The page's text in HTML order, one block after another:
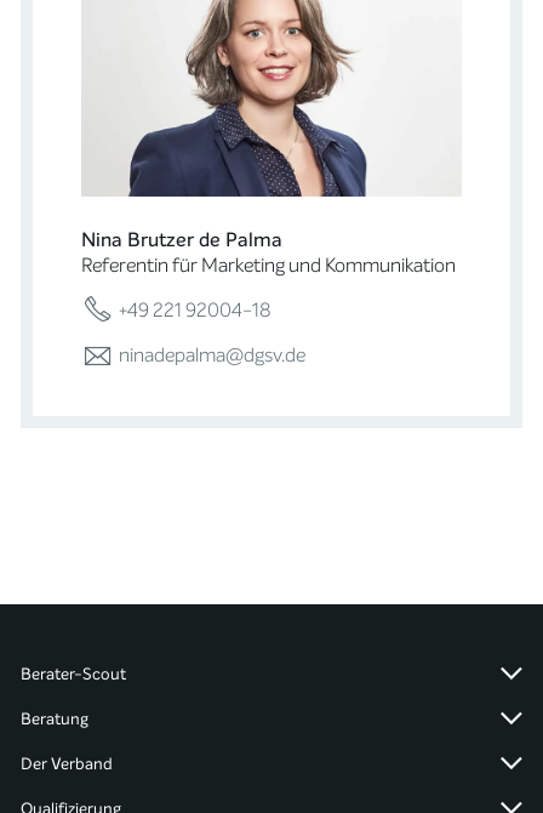
Nina Brutzer de Palma
Referentin für Marketing und Kommunikation
+49 221 92004-18
ninadepalma@dgsv.de
Berater-Scout
Beratung
Der Verband